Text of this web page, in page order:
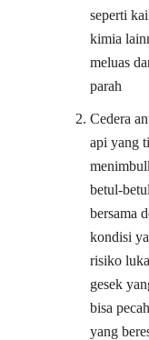
seperti
kimia
meluas
parah
Cedera
api yang
betul-
bersama
kondisi
risiko
gesek
bisa
yang